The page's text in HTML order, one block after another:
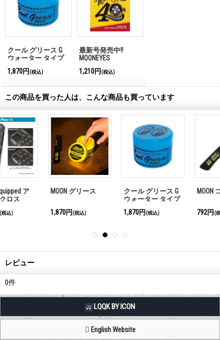
クール グリース G
ウォーター タイプ
1,870円 (税込)
最新号発売中!!
MQQNEYES
Magazine No.28 2026
1,210円 (税込)
この商品を買った人は、こんな商品も買っています
MOON グリース
1,870円
クール グリース G
ウォーター タイプ
1,870円
MOON コーム
792円
レビュー
0件
LQQK BY ICON
English Website